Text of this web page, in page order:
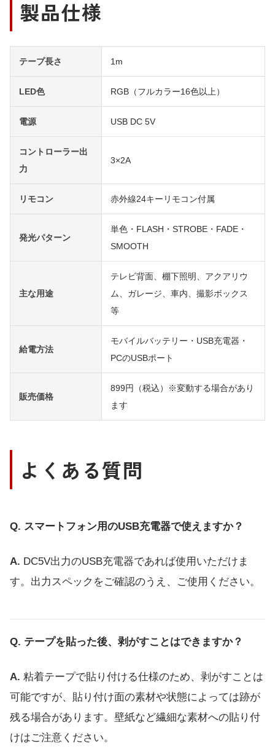
製品仕様
テープ長さ 1m
LED色 RGB（フルカラー16色以上）
電源 USB DC 5V
コントローラー出
力
3×2A
リモコン 赤外線24キーリモコン付属
発光パターン
単色・FLASH・STROBE・FADE・
SMOOTH
主な用途
テレビ背面、棚下照明、アクアリウ
ム、ガレージ、車内、撮影ボックス
等
給電方法
モバイルバッテリー・USB充電器・
PCのUSBポート
販売価格
899円（税込）※変動する場合があり
ます
よくある質問
スマートフォン用のUSB充電器で使えますか？
DC5V出力のUSB充電器であれば使用いただけま
す。出力スペックをご確認のうえ、ご使用ください。
テープを貼った後、剥がすことはできますか？
粘着テープで貼り付ける仕様のため、剥がすことは
可能ですが、貼り付け面の素材や状態によっては跡が
残る場合があります。壁紙など繊細な素材への貼り付
けはご注意ください。